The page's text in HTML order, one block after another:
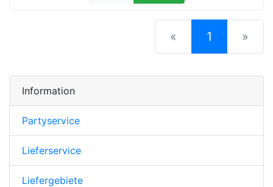
« 1 (current)
»
Information
Partyservice
Lieferservice
Liefergebiete